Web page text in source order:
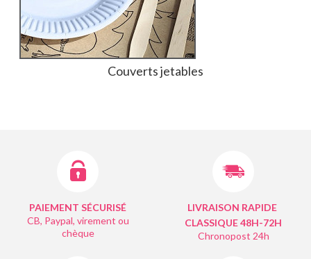
Couverts jetables
PAIEMENT SÉCURISÉ
CB, Paypal, virement ou
chèque
LIVRAISON RAPIDE
CLASSIQUE 48H-72H
Chronopost 24h